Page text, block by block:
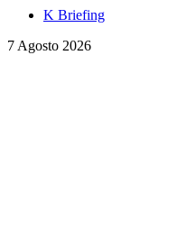
K Briefing
7 Agosto 2026